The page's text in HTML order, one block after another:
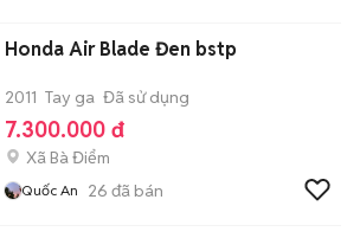
Honda Air Blade Đen bstp
2011 Tay ga Đã sử dụng
7.300.000 đ
Xã Bà Điểm
Quốc An 26 đã bán